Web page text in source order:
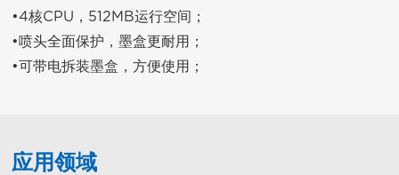
•4核CPU，512MB运行空间；
•喷头全面保护，墨盒更耐用；
•可带电拆装墨盒，方便使用；
应用领域